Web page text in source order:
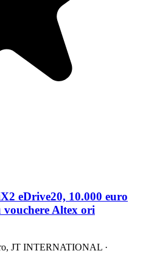
eDrive20, 10.000 euro
vouchere Altex ori
JT INTERNATIONAL ·